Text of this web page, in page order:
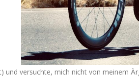
und versuchte, mich nicht von meinem